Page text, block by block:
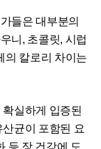
들은 대부분의
니, 초콜릿, 시럽
의 칼로리 차이는
실하게 입증된
균이 포함된 요
등 장 건강에 도